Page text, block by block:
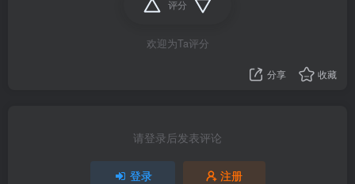
评分
欢迎为Ta评分
分享 收藏
请登录后发表评论
登录 注册